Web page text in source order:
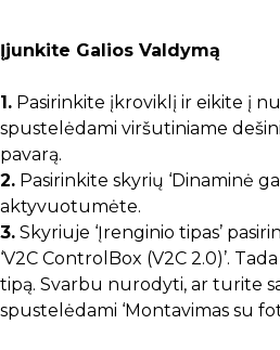
Įjunkite Galios Valdymą
1. Pasirinkite įkroviklį ir eikite į
spustelėdami viršutiniame
pavarą.
2. Pasirinkite skyrių ‘Dinaminė
aktyvuotumėte.
3. Skyriuje ‘Įrenginio tipas’
‘V2C ControlBox (V2C 2.0)’.
tipą. Svarbu nurodyti, ar turite
spustelėdami ‘Montavimas su